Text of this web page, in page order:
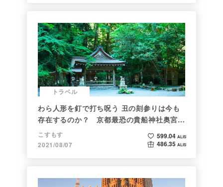
トラベル
わら人形を釘で打ち呪う 丑の刻参りは今も
存在するのか？ 京都最恐の貴船神社奥宮を
調べた
こすもす
2021/08/07
599.04 ALIS
486.35 ALIS